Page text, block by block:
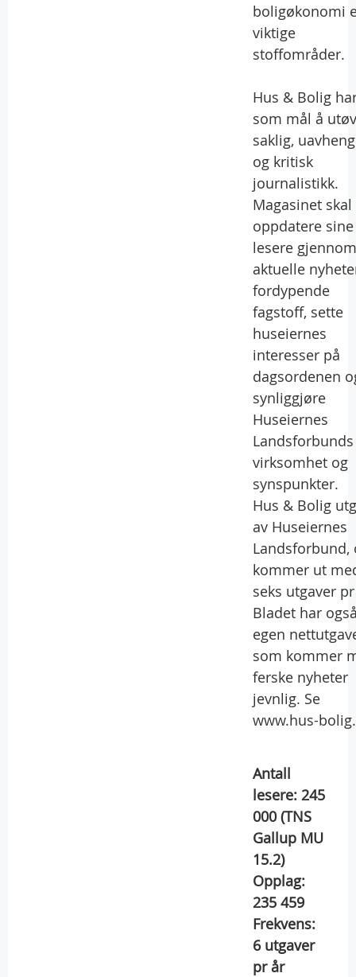
boligøkonomi
viktige
stoffområder.
Hus & Bolig
som mål å
saklig,
og kritisk
journalistikk.
Magasinet skal
oppdatere sine
lesere gjennom
aktuelle
fordypende
fagstoff, sette
huseiernes
interesser på
dagsordenen
synliggjøre
Huseiernes
Landsforbunds
virksomhet og
synspunkter.
Hus & Bolig
av Huseiernes
Landsforbund,
kommer ut
seks utgaver
Bladet har
egen
som kommer
ferske nyheter
jevnlig. Se
www.hus-
Antall
lesere: 245
000 (TNS
Gallup MU
15.2)
Opplag:
235 459
Frekvens:
6 utgaver
pr år